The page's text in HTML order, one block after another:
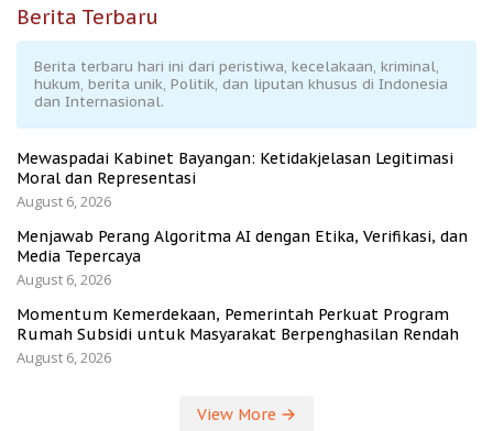
Berita Terbaru
Berita terbaru hari ini dari peristiwa, kecelakaan, kriminal,
hukum, berita unik, Politik, dan liputan khusus di Indonesia
dan Internasional.
Mewaspadai Kabinet Bayangan: Ketidakjelasan Legitimasi
Moral dan Representasi
August 6, 2026
Menjawab Perang Algoritma AI dengan Etika, Verifikasi, dan
Media Tepercaya
August 6, 2026
Momentum Kemerdekaan, Pemerintah Perkuat Program
Rumah Subsidi untuk Masyarakat Berpenghasilan Rendah
August 6, 2026
View More